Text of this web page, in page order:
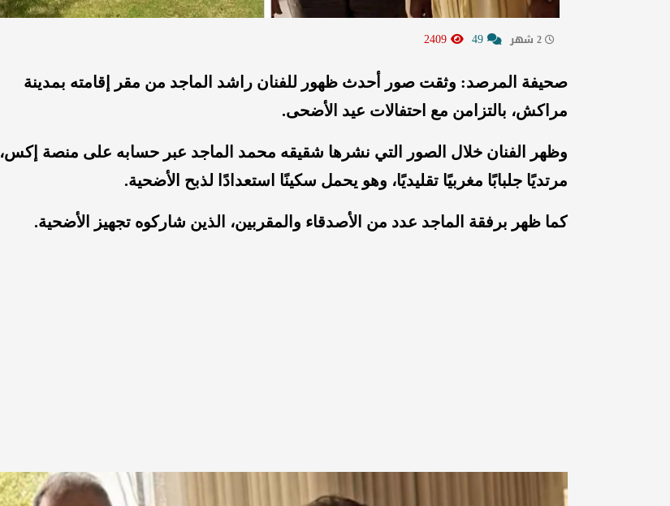
صحيفة المرصد: وثقت صور أحدث ظهور للفنان راشد الماجد من مقر إقامته بمدينة
مراكش، بالتزامن مع احتفالات عيد الأضحى.
وظهر الفنان خلال الصور التي نشرها شقيقه محمد الماجد عبر حسابه على منصة إكس،
مرتديًا جلبابًا مغربيًا تقليديًا، وهو يحمل سكينًا استعدادًا لذبح الأضحية.
كما ظهر برفقة الماجد عدد من الأصدقاء والمقربين، الذين شاركوه تجهيز الأضحية.